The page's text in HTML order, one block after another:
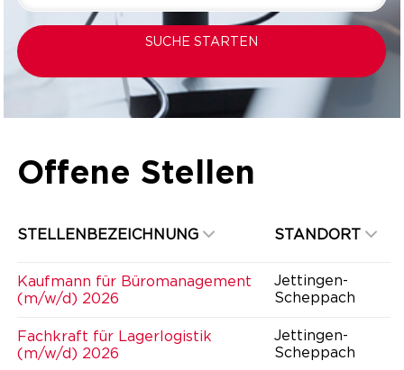
SUCHE STARTEN
Offene Stellen
STELLENBEZEICHNUNG STANDORT
Kaufmann für Büromanagement
(m/w/d) 2026
Jettingen-
Scheppach
Fachkraft für Lagerlogistik
(m/w/d) 2026
Jettingen-
Scheppach